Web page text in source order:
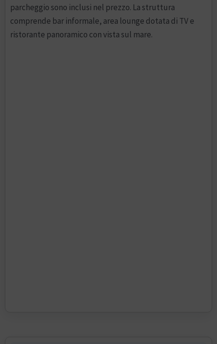
parcheggio sono inclusi nel prezzo. La struttura
comprende bar informale, area lounge dotata di TV e
ristorante panoramico con vista sul mare.